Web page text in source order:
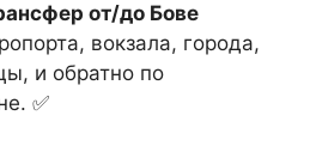
от/до Бове
вокзала, города,
и обратно по
✅